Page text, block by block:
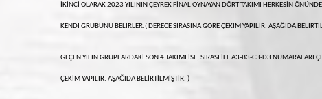
İKİNCİ OLARAK 2023 YILININ ÇEYREK FİNAL OYNAYAN DÖRT TAKIMI HERKESİN
KENDİ GRUBUNU BELİRLER.( DERECE SIRASINA GÖRE ÇEKİM YAPILIR. AŞAĞIDA
GEÇEN YILIN GRUPLARDAKİ SON 4 TAKIMI İSE; SIRASI İLE A3-B3-C3-D3 NUMARALARI
ÇEKİM YAPILIR. AŞAĞIDA BELİRTİLMİŞTİR. )